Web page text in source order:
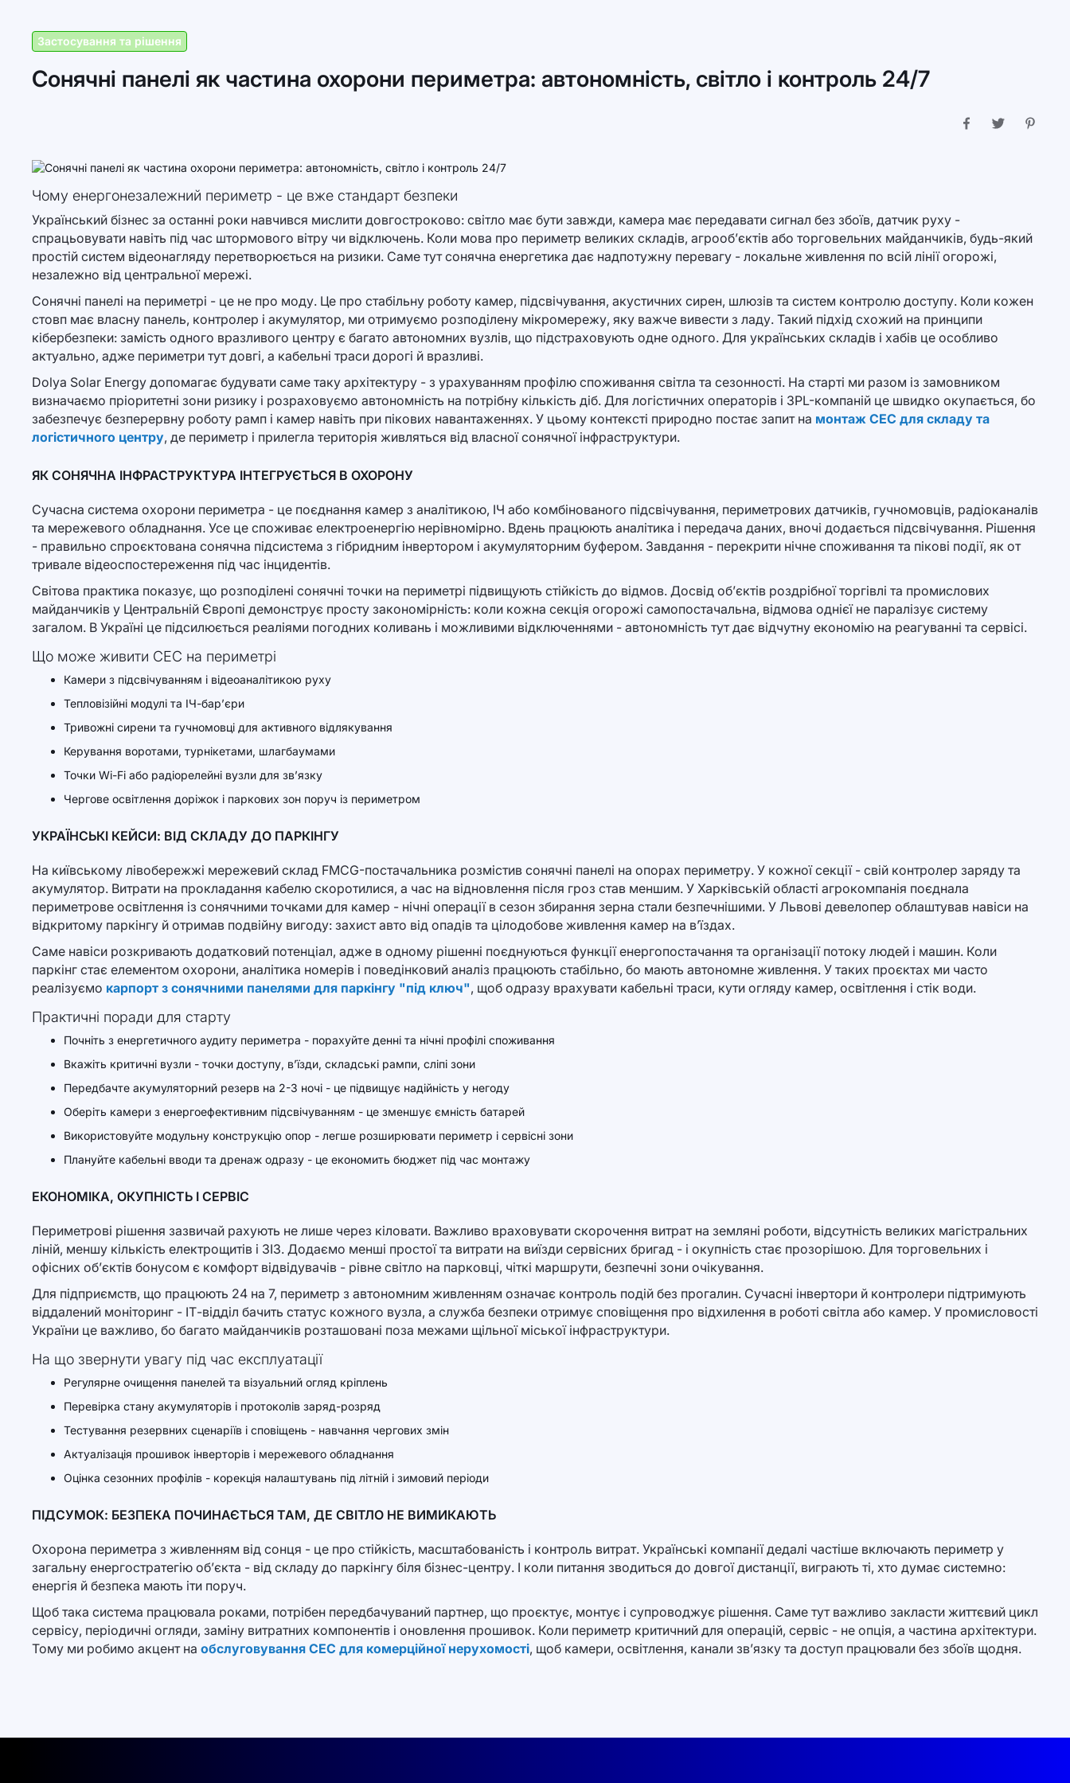
Застосування та рішення
Сонячні панелі як частина охорони периметра: автономність, світло і контроль 24/7
Чому енергонезалежний периметр - це вже стандарт безпеки
Український бізнес за останні роки навчився мислити довгостроково: світло має бути завжди, камера має передавати сигнал без збоїв, датчик руху -
спрацьовувати навіть під час штормового вітру чи відключень. Коли мова про периметр великих складів, агрооб’єктів або торговельних майданчиків, будь-який
простій систем відеонагляду перетворюється на ризики. Саме тут сонячна енергетика дає надпотужну перевагу - локальне живлення по всій лінії огорожі,
незалежно від центральної мережі.
Сонячні панелі на периметрі - це не про моду. Це про стабільну роботу камер, підсвічування, акустичних сирен, шлюзів та систем контролю доступу. Коли кожен
стовп має власну панель, контролер і акумулятор, ми отримуємо розподілену мікромережу, яку важче вивести з ладу. Такий підхід схожий на принципи
кібербезпеки: замість одного вразливого центру є багато автономних вузлів, що підстраховують одне одного. Для українських складів і хабів це особливо
актуально, адже периметри тут довгі, а кабельні траси дорогі й вразливі.
Dolya Solar Energy допомагає будувати саме таку архітектуру - з урахуванням профілю споживання світла та сезонності. На старті ми разом із замовником
визначаємо пріоритетні зони ризику і розраховуємо автономність на потрібну кількість діб. Для логістичних операторів і 3PL-компаній це швидко окупається, бо
забезпечує безперервну роботу рамп і камер навіть при пікових навантаженнях. У цьому контексті природно постає запит на монтаж СЕС для складу та
логістичного центру, де периметр і прилегла територія живляться від власної сонячної інфраструктури.
ЯК СОНЯЧНА ІНФРАСТРУКТУРА ІНТЕГРУЄТЬСЯ В ОХОРОНУ
Сучасна система охорони периметра - це поєднання камер з аналітикою, ІЧ або комбінованого підсвічування, периметрових датчиків, гучномовців, радіоканалів
та мережевого обладнання. Усе це споживає електроенергію нерівномірно. Вдень працюють аналітика і передача даних, вночі додається підсвічування. Рішення
- правильно спроєктована сонячна підсистема з гібридним інвертором і акумуляторним буфером. Завдання - перекрити нічне споживання та пікові події, як от
тривале відеоспостереження під час інцидентів.
Світова практика показує, що розподілені сонячні точки на периметрі підвищують стійкість до відмов. Досвід об’єктів роздрібної торгівлі та промислових
майданчиків у Центральній Європі демонструє просту закономірність: коли кожна секція огорожі самопостачальна, відмова однієї не паралізує систему
загалом. В Україні це підсилюється реаліями погодних коливань і можливими відключеннями - автономність тут дає відчутну економію на реагуванні та сервісі.
Що може живити СЕС на периметрі
Камери з підсвічуванням і відеоаналітикою руху
Тепловізійні модулі та ІЧ-бар’єри
Тривожні сирени та гучномовці для активного відлякування
Керування воротами, турнікетами, шлагбаумами
Точки Wi-Fi або радіорелейні вузли для зв’язку
Чергове освітлення доріжок і паркових зон поруч із периметром
УКРАЇНСЬКІ КЕЙСИ: ВІД СКЛАДУ ДО ПАРКІНГУ
На київському лівобережжі мережевий склад FMCG-постачальника розмістив сонячні панелі на опорах периметру. У кожної секції - свій контролер заряду та
акумулятор. Витрати на прокладання кабелю скоротилися, а час на відновлення після гроз став меншим. У Харківській області агрокомпанія поєднала
периметрове освітлення із сонячними точками для камер - нічні операції в сезон збирання зерна стали безпечнішими. У Львові девелопер облаштував навіси на
відкритому паркінгу й отримав подвійну вигоду: захист авто від опадів та цілодобове живлення камер на в’їздах.
Саме навіси розкривають додатковий потенціал, адже в одному рішенні поєднуються функції енергопостачання та організації потоку людей і машин. Коли
паркінг стає елементом охорони, аналітика номерів і поведінковий аналіз працюють стабільно, бо мають автономне живлення. У таких проєктах ми часто
реалізуємо карпорт з сонячними панелями для паркінгу "під ключ", щоб одразу врахувати кабельні траси, кути огляду камер, освітлення і стік води.
Практичні поради для старту
Почніть з енергетичного аудиту периметра - порахуйте денні та нічні профілі споживання
Вкажіть критичні вузли - точки доступу, в’їзди, складські рампи, сліпі зони
Передбачте акумуляторний резерв на 2-3 ночі - це підвищує надійність у негоду
Оберіть камери з енергоефективним підсвічуванням - це зменшує ємність батарей
Використовуйте модульну конструкцію опор - легше розширювати периметр і сервісні зони
Плануйте кабельні вводи та дренаж одразу - це економить бюджет під час монтажу
ЕКОНОМІКА, ОКУПНІСТЬ І СЕРВІС
Периметрові рішення зазвичай рахують не лише через кіловати. Важливо враховувати скорочення витрат на земляні роботи, відсутність великих магістральних
ліній, меншу кількість електрощитів і ЗІЗ. Додаємо менші простої та витрати на виїзди сервісних бригад - і окупність стає прозорішою. Для торговельних і
офісних об’єктів бонусом є комфорт відвідувачів - рівне світло на парковці, чіткі маршрути, безпечні зони очікування.
Для підприємств, що працюють 24 на 7, периметр з автономним живленням означає контроль подій без прогалин. Сучасні інвертори й контролери підтримують
віддалений моніторинг - ІТ-відділ бачить статус кожного вузла, а служба безпеки отримує сповіщення про відхилення в роботі світла або камер. У промисловості
України це важливо, бо багато майданчиків розташовані поза межами щільної міської інфраструктури.
На що звернути увагу під час експлуатації
Регулярне очищення панелей та візуальний огляд кріплень
Перевірка стану акумуляторів і протоколів заряд-розряд
Тестування резервних сценаріїв і сповіщень - навчання чергових змін
Актуалізація прошивок інверторів і мережевого обладнання
Оцінка сезонних профілів - корекція налаштувань під літній і зимовий періоди
ПІДСУМОК: БЕЗПЕКА ПОЧИНАЄТЬСЯ ТАМ, ДЕ СВІТЛО НЕ ВИМИКАЮТЬ
Охорона периметра з живленням від сонця - це про стійкість, масштабованість і контроль витрат. Українські компанії дедалі частіше включають периметр у
загальну енергостратегію об’єкта - від складу до паркінгу біля бізнес-центру. І коли питання зводиться до довгої дистанції, виграють ті, хто думає системно:
енергія й безпека мають іти поруч.
Щоб така система працювала роками, потрібен передбачуваний партнер, що проєктує, монтує і супроводжує рішення. Саме тут важливо закласти життєвий цикл
сервісу, періодичні огляди, заміну витратних компонентів і оновлення прошивок. Коли периметр критичний для операцій, сервіс - не опція, а частина архітектури.
Тому ми робимо акцент на обслуговування СЕС для комерційної нерухомості, щоб камери, освітлення, канали зв’язку та доступ працювали без збоїв щодня.